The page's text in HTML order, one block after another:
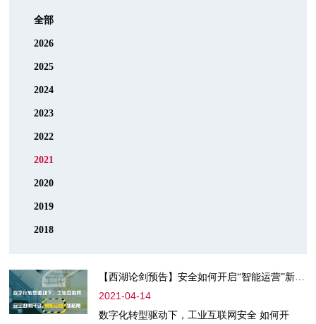
全部
2026
2025
2024
2023
2022
2021
2020
2019
2018
【西湖论剑预告】安全如何开启“智能运营”新格局？这场西湖论剑分论坛将为你揭开面纱！
2021-04-14
数字化转型驱动下，工业互联网安全 如何开